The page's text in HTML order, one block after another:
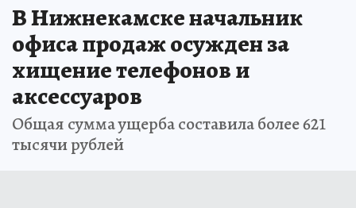
В Нижнекамске начальник
офиса продаж осужден за
хищение телефонов и
аксессуаров
Общая сумма ущерба составила более 621
тысячи рублей